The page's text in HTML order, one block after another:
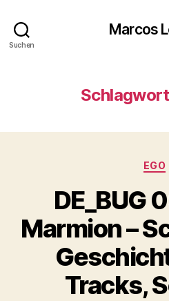
Suchen
Marcos
EGO
DE_BUG
Marmion –
Tracks,